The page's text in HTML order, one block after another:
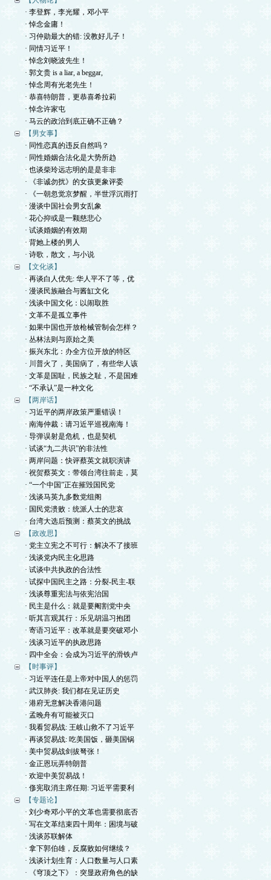
· 李登辉，李光耀，邓小平
· 悼念金庸！
· 习仲勋最大的错: 没教好儿子！
· 同情习近平！
· 悼念刘晓波先生！
· 郭文贵 is a liar, a beggar,
· 悼念周有光老先生！
· 恭喜特朗普，更恭喜希拉莉
· 悼念许家屯
· 马云的政治到底正确不正确？
【男女事】
· 同性恋真的违反自然吗？
· 同性婚姻合法化是大势所趋
· 也谈柴玲远志明的是是非非
· 《非诚勿扰》的女孩更象评委
· 《一朝忽觉京梦醒，半世浮沉雨打
· 漫谈中国社会男女乱象
· 花心抑或是一颗慈悲心
· 试谈婚姻的有效期
· 背她上楼的男人
· 诗歌，散文，与小说
【文化谈】
· 再谈白人优先: 华人平不了等，优
· 漫谈民族融合与酱缸文化
· 浅谈中国文化：以闹取胜
· 文革不是孤立事件
· 如果中国也开放枪械管制会怎样？
· 丛林法则与原始之美
· 振兴东北：办全方位开放的特区
· 川普火了，美国病了，有些华人该
· 文革是国耻，民族之耻，不是国难
· “不承认”是一种文化
【两岸话】
· 习近平的两岸政策严重错误！
· 南海仲裁：请习近平巡视南海！
· 导弹误射是危机，也是契机
· 试谈“九二共识”的非法性
· 两岸问题：快评蔡英文就职演讲
· 祝贺蔡英文：带领台湾往前走，莫
· “一个中国”正在摧毁国民党
· 浅谈马英九多数党组阁
· 国民党溃败：统派人士的悲哀
· 台湾大选后预测：蔡英文的挑战
【政改思】
· 党主立宪之不可行：解决不了接班
· 浅谈党内民主化思路
· 试谈中共执政的合法性
· 试探中国民主之路：分裂-民主-联
· 浅谈尊重宪法与依宪治国
· 民主是什么：就是要阉割党中央
· 听其言观其行：乐见胡温习抱团
· 寄语习近平：改革就是要突破邓小
· 浅谈习近平的执政思路
· 四中全会：会成为习近平的滑铁卢
【时事评】
· 习近平连任是上帝对中国人的惩罚
· 武汉肺炎: 我们都在见证历史
· 港府无意解决香港问题
· 孟晚舟有可能被灭口
· 我看贸易战: 王岐山救不了习近平
· 再谈贸易战: 吃美国饭，砸美国锅
· 美中贸易战剑拔弩张！
· 金正恩玩弄特朗普
· 欢迎中美贸易战！
· 俢宪取消主席任期: 习近平需要利
【专题论】
· 刘少奇邓小平的文革也需要彻底否
· 写在文革结束四十周年：困境与破
· 浅谈苏联解体
· 拿下郭伯雄，反腐败如何继续？
· 浅谈计划生育：人口数量与人口素
· 《穹顶之下》：突显政府角色的缺